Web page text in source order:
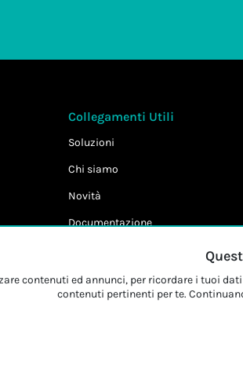
Collegamenti Utili
Soluzioni
Chi siamo
Novità
Documentazione
contenuti ed annunci, per ricordare i tuoi
contenuti pertinenti per te.